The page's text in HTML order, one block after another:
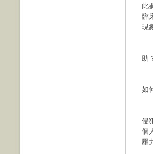
此
臨
現
助
如
侵
個
壓